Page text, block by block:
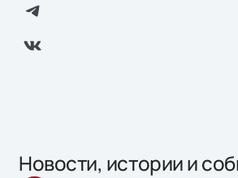
Новости, истории и